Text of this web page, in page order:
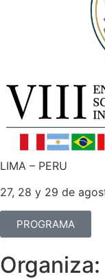
LIMA – PERU
27, 28 y 29 de
PROGRAMA
Organiza: